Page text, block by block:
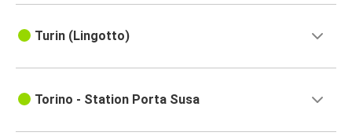
Turin (Lingotto)
Torino - Station Porta Susa